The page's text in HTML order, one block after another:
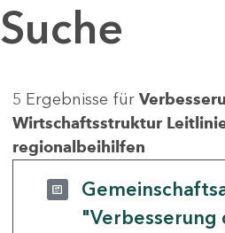
Suche
5 Ergebnisse für
Wirtschaftsstruktur
regionalbeihilfen
"Verbesserung